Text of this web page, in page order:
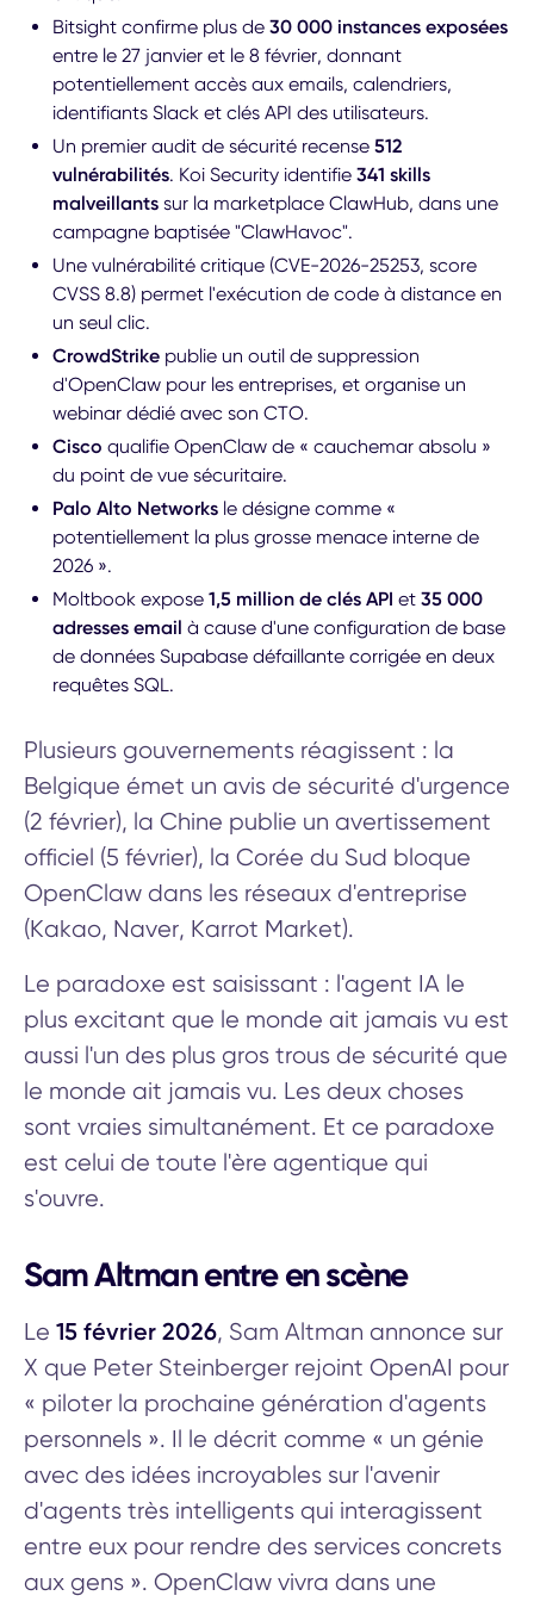
Bitsight confirme plus de 30 000 instances exposées
entre le 27 janvier et le 8 février, donnant
potentiellement accès aux emails, calendriers,
identifiants Slack et clés API des utilisateurs.
Un premier audit de sécurité recense 512
vulnérabilités. Koi Security identifie 341 skills
malveillants sur la marketplace ClawHub, dans une
campagne baptisée "ClawHavoc".
Une vulnérabilité critique (CVE-2026-25253, score
CVSS 8.8) permet l'exécution de code à distance en
un seul clic.
CrowdStrike publie un outil de suppression
d'OpenClaw pour les entreprises, et organise un
webinar dédié avec son CTO.
Cisco qualifie OpenClaw de « cauchemar absolu »
du point de vue sécuritaire.
Palo Alto Networks le désigne comme «
potentiellement la plus grosse menace interne de
2026 ».
Moltbook expose 1,5 million de clés API et 35 000
adresses email à cause d'une configuration de base
de données Supabase défaillante corrigée en deux
requêtes SQL.
Plusieurs gouvernements réagissent : la
Belgique émet un avis de sécurité d'urgence
(2 février), la Chine publie un avertissement
officiel (5 février), la Corée du Sud bloque
OpenClaw dans les réseaux d'entreprise
(Kakao, Naver, Karrot Market).
Le paradoxe est saisissant : l'agent IA le
plus excitant que le monde ait jamais vu est
aussi l'un des plus gros trous de sécurité que
le monde ait jamais vu. Les deux choses
sont vraies simultanément. Et ce paradoxe
est celui de toute l'ère agentique qui
s'ouvre.
Sam Altman entre en scène
Le 15 février 2026, Sam Altman annonce sur
X que Peter Steinberger rejoint OpenAI pour
« piloter la prochaine génération d'agents
personnels ». Il le décrit comme « un génie
avec des idées incroyables sur l'avenir
d'agents très intelligents qui interagissent
entre eux pour rendre des services concrets
aux gens ». OpenClaw vivra dans une